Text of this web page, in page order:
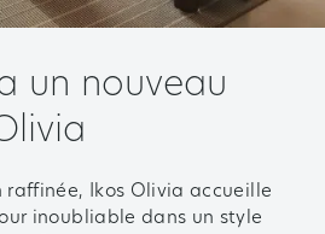
un nouveau
raffinée, Ikos Olivia accueille
inoubliable dans un style